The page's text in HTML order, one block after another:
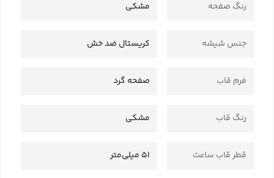
رنگ صفحه مشکی
جنس شیشه کریستال ضد خش
فرم قاب صفحه گرد
رنگ قاب مشکی
قطر قاب ساعت 51 میلی‌متر